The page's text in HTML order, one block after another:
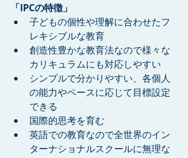
「IPCの特徴」
子どもの個性や理解に合わせたフ
レキシブルな教育
創造性豊かな教育法なので様々な
カリキュラムにも対応しやすい
シンプルで分かりやすい、各個人
の能力やペースに応じて目標設定
できる
国際的思考を育む
英語での教育なので全世界のイン
ターナショナルスクールに無理な